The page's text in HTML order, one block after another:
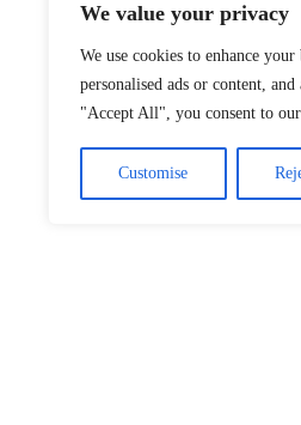
We value your privacy
We use cookies to enhance
personalised ads or content,
"Accept All", you consent to
Customise